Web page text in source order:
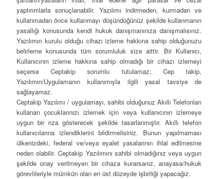
yaptırımlarla sonuçlanabilir. Yazılımı indirmeden, kurmadan ve
kullanmadan önce kullanmayı düşündüğünüz şekilde kullanmanın
yasallığı konusunda kendi hukuk danışmanınıza danışmalısınız.
Yazılımın kurulu olduğu cihazı izleme hakkına sahip olduğunuzu
belirleme konusunda tüm sorumluluk size aittir. Bir Kullanıcı,
Kullanıcının izleme hakkına sahip olmadığı bir cihazı izlemeyi
seçerse Ceptakip sorumlu tutulamaz; Cep takip,
Yazılımın/Uygulamanın kullanımıyla ilgili yasal tavsiye de
sağlayamaz.
Ceptakip Yazılımı / uygulamayı, sahibi olduğunuz Akıllı Telefonları
kullanan çocuklarınızı izlemek için veya kullanıcının izlemeye
uygun bir rıza gösterecek şekilde tasarlanmıştır. Akıllı telefon
kullanıcılarına izlendiklerini bildirmelisiniz. Bunun yapılmaması
ülkenizdeki, federal ve/veya eyalet yasalarının ihlal edilmesine
neden olabilir. Ceptakip Yazılımını sahibi olmadığınız veya uygun
şekilde onay verilmeyen bir cihaza kurarsanız, anayasa/hukuk
görevlileriyle mümkün olan en üst düzeyde işbirliği yapacağız.